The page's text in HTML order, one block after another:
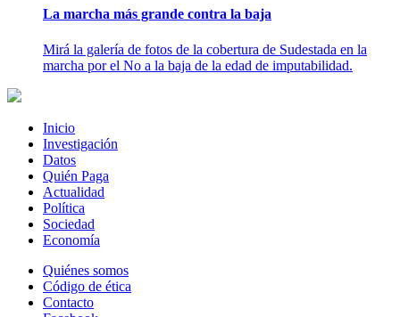
La marcha más grande contra la baja
Mirá la galería de fotos de la cobertura de Sudestada en la
marcha por el No a la baja de la edad de imputabilidad.
Inicio
Investigación
Datos
Quién Paga
Actualidad
Política
Sociedad
Economía
Quiénes somos
Código de ética
Contacto